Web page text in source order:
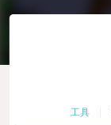
工具